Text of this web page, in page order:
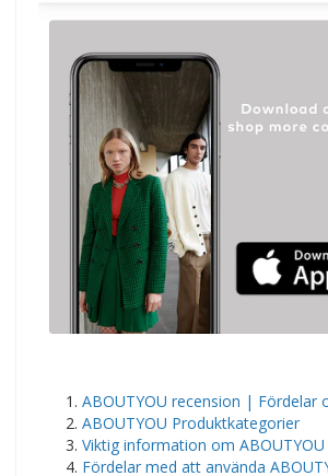
ABOUTYOU recension | Fördelar
ABOUTYOU Produktkategorier
Viktig information om ABOUTYOU
Fördelar med att använda